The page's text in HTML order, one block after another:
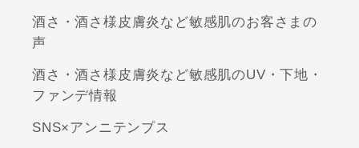
酒さ・酒さ様皮膚炎など敏感肌のお客さまの
声
酒さ・酒さ様皮膚炎など敏感肌のUV・下地・
ファンデ情報
SNS×アンニテンプス